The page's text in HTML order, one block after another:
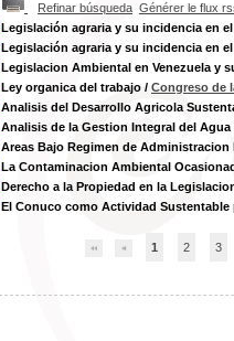
Refinar búsqueda Générer le flux
Legislación agraria y su incidencia en
Legislación agraria y su incidencia en
Legislacion Ambiental en Venezuela y
Ley organica del trabajo / Congreso de
Analisis del Desarrollo Agricola
Analisis de la Gestion Integral del
Areas Bajo Regimen de
La Contaminacion Ambiental
Derecho a la Propiedad en la
El Conuco como Actividad Sustentable
1 2 3